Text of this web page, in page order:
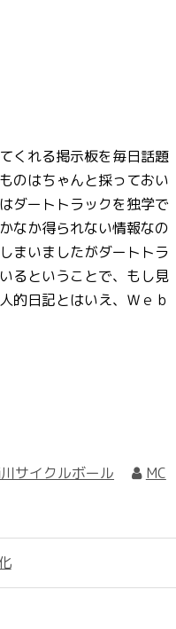
くれる掲示板を毎日話題
のはちゃんと採っておい
ダートトラックを独学で
なか得られない情報なの
まいましたがダートトラ
るということで、もし見
的日記とはいえ、Ｗｅｂ
サイクルボール MC